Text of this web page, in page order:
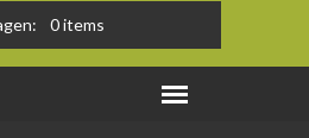
0items